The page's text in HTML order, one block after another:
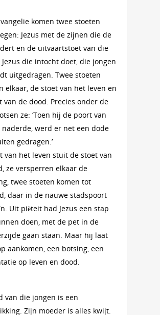
komen twee stoeten
Jezus met de zijnen die de
en de uitvaartstoet van die
Jezus die intocht doet, die jongen
uitgedragen. Twee stoeten
elkaar, de stoet van het leven en
van de dood. Precies onder de
ze: ‘Toen hij de poort van
naderde, werd er net een dode
gedragen.’
van het leven stuit de stoet van
ze versperren elkaar de
twee stoeten komen tot
daar in de nauwe stadspoort
Uit piëteit had Jezus een stap
doen, met de pet in de
gaan staan. Maar hij laat
aankomen, een botsing, een
op leven en dood.
van die jongen is een
Zijn moeder is alles kwijt.